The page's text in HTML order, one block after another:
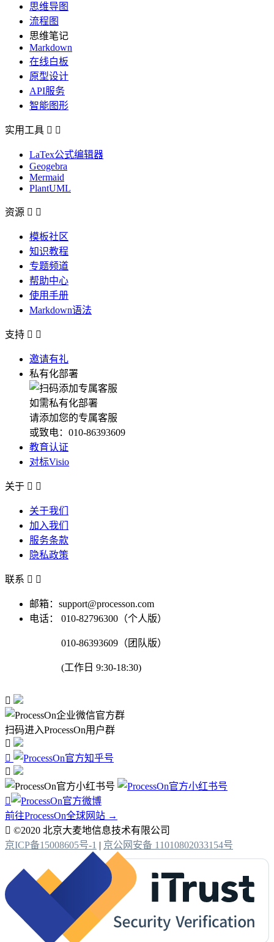
思维导图
流程图
思维笔记
Markdown
在线白板
原型设计
API服务
智能图形
实用工具  
LaTex公式编辑器
Geogebra
Mermaid
PlantUML
资源  
模板社区
知识教程
专题频道
帮助中心
使用手册
Markdown语法
支持  
邀请有礼
私有化部署
如需私有化部署
请添加您的专属客服
或致电：010-86393609
教育认证
对标Visio
关于  
关于我们
加入我们
服务条款
隐私政策
联系  
邮箱：support@processon.com
电话：
010-82796300（个人版）
010-86393609（团队版）
(工作日 9:30-18:30)

扫码进入ProcessOn用户群




前往ProcessOn全球网站 →
 ©2020 北京大麦地信息技术有限公司
京ICP备15008605号-1 | 京公网安备 11010802033154号